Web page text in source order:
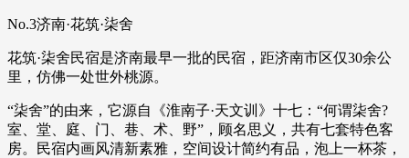
No.3济南·花筑·柒舍
花筑·柒舍民宿是济南最早一批的民宿，距济南市区仅30余公
里，仿佛一处世外桃源。
“柒舍”的由来，它源自《淮南子·天文训》十七：“何谓柒舍?
室、堂、庭、门、巷、术、野”，顾名思义，共有七套特色客
房。民宿内画风清新素雅，空间设计简约有品，泡上一杯茶，